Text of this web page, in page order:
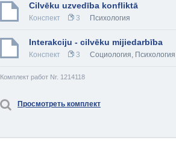
Cilvēku uzvedība konfliktā
Конспект 3 Психология
Interakciju - cilvēku mijiedarbība
Конспект 3 Социология, Психология
Комплект работ Nr. 1214118
Просмотреть комплект